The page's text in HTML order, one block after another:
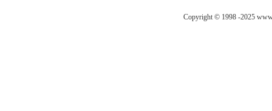
Copyright © 1998 -2025